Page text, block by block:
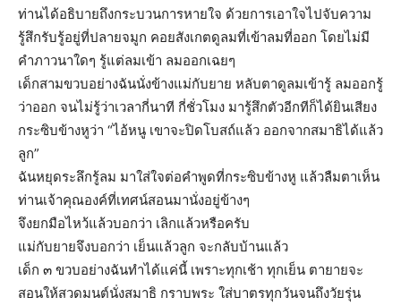
ท่านได้อธิบายถึงกระบวนการหายใจ ด้วยการเอาใจไปจับความ
รู้สึกรับรู้อยู่ที่ปลายจมูก คอยสังเกตดูลมที่เข้าลมที่ออก โดยไม่มี
คำภาวนาใดๆ รู้แต่ลมเข้า ลมออกเฉยๆ
เด็กสามขวบอย่างฉันนั่งข้างแม่กับยาย หลับตาดูลมเข้ารู้ ลมออกรู้
ว่าออก จนไม่รู้ว่าเวลากี่นาที กี่ชั่วโมง มารู้สึกตัวอีกทีก็ได้ยินเสียง
กระซิบข้างหูว่า “ไอ้หนู เขาจะปิดโบสถ์แล้ว ออกจากสมาธิได้แล้ว
ลูก”
ฉันหยุดระลึกรู้ลม มาใส่ใจต่อคำพูดที่กระซิบข้างหู แล้วลืมตาเห็น
ท่านเจ้าคุณองค์ที่เทศน์สอนมานั่งอยู่ข้างๆ
จึงยกมือไหว้แล้วบอกว่า เลิกแล้วหรือครับ
แม่กับยายจึงบอกว่า เย็นแล้วลูก จะกลับบ้านแล้ว
เด็ก ๓ ขวบอย่างฉันทำได้แค่นี้ เพราะทุกเช้า ทุกเย็น ตายายจะ
สอนให้สวดมนต์นั่งสมาธิ กราบพระ ใส่บาตรทุกวันจนถึงวัยรุ่น